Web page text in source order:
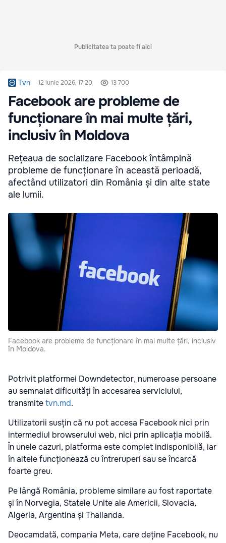
Publicitatea ta poate fi aici
Tvn 12 iunie 2026, 17:20 13 700
Facebook are probleme de
funcționare în mai multe țări,
inclusiv în Moldova
Rețeaua de socializare Facebook întâmpină
probleme de funcționare în această perioadă,
afectând utilizatori din România și din alte state
ale lumii.
Facebook are probleme de funcționare în mai multe țări, inclusiv
în Moldova.
Potrivit platformei Downdetector, numeroase persoane
au semnalat dificultăți în accesarea serviciului,
transmitetvn.md.
Utilizatorii susțin că nu pot accesa Facebook nici prin
intermediul browserului web, nici prin aplicația mobilă.
În unele cazuri, platforma este complet indisponibilă, iar
în altele funcționează cu întreruperi sau se încarcă
foarte greu.
Pe lângă România, probleme similare au fost raportate
și în Norvegia, Statele Unite ale Americii, Slovacia,
Algeria, Argentina și Thailanda.
Deocamdată, compania Meta, care deține Facebook, nu